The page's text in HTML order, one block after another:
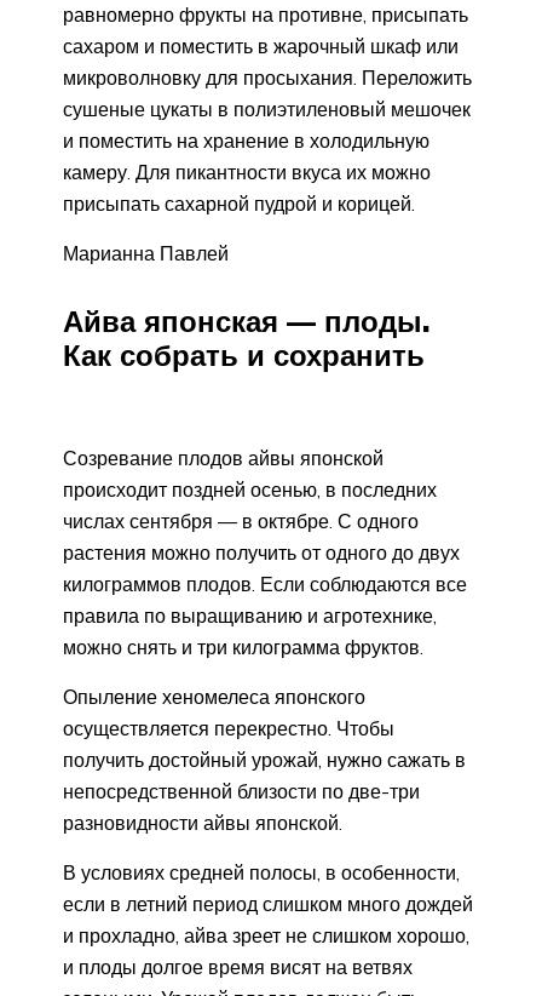
равномерно фрукты на противне, присыпать
сахаром и поместить в жарочный шкаф или
микроволновку для просыхания. Переложить
сушеные цукаты в полиэтиленовый мешочек
и поместить на хранение в холодильную
камеру. Для пикантности вкуса их можно
присыпать сахарной пудрой и корицей.
Марианна Павлей
Айва японская — плоды.
Как собрать и сохранить
Созревание плодов айвы японской
происходит поздней осенью, в последних
числах сентября — в октябре. С одного
растения можно получить от одного до двух
килограммов плодов. Если соблюдаются все
правила по выращиванию и агротехнике,
можно снять и три килограмма фруктов.
Опыление хеномелеса японского
осуществляется перекрестно. Чтобы
получить достойный урожай, нужно сажать в
непосредственной близости по две-три
разновидности айвы японской.
В условиях средней полосы, в особенности,
если в летний период слишком много дождей
и прохладно, айва зреет не слишком хорошо,
и плоды долгое время висят на ветвях